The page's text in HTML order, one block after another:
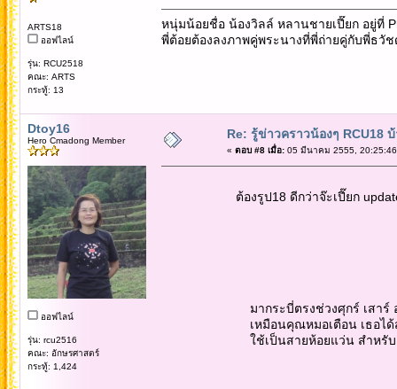
ARTS18
ออฟไลน์
รุ่น: RCU2518
คณะ: ARTS
กระทู้: 13
หนุ่มน้อยชื่อ น้องวิลล์ หลานชายเปี๊ยก อยู่ที่
พี่ต้อยต้องลงภาพคู่พระนางที่พี่ถ่ายคู่กับพี่ธวั
Dtoy16
Hero Cmadong Member
ออฟไลน์
รุ่น: rcu2516
คณะ: อักษรศาสตร์
กระทู้: 1,424
Re: รู้ข่าวคราวน้องๆ RCU18
« ตอบ #8 เมื่อ:05 มีนาคม 2555,
ต้องรูป18 ดีกว่าจ๊ะเปี๊ยก update กัน
มากระบี่ตรงช่วงศุกร์ เสาร์ อาทิต
เหมือนคุณหมอเตือน เธอได้สร้อยค
ใช้เป็นสายห้อยแว่น สำหรับลูก